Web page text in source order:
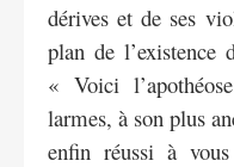
dérives et de ses
plan de l’existence
« Voici
larmes, à son plus
enfin réussi à